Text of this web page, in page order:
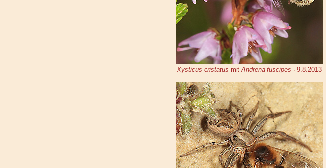
Xysticus cristatus mit Andrena fuscipes · 9.8.2013